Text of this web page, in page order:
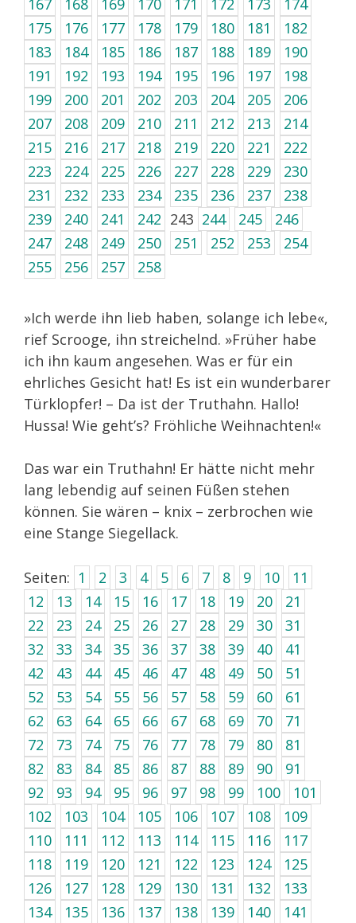
167
168 169 170 171 172 173
174
175
176 177 178 179 180 181
182
183
184 185 186 187 188 189
190
191
192 193 194 195 196 197
198
199
200 201 202 203 204 205
206
207
208 209 210 211 212 213
214
215
216 217 218 219 220 221
222
223
224 225 226 227 228 229
230
231
232 233 234 235 236 237
238
239
240 241 242 243 244 245
246
247
248 249 250 251 252 253
254
255
256 257 258
»Ich werde ihn lieb haben, solange ich lebe«,
rief Scrooge, ihn streichelnd. »Früher habe
ich ihn kaum angesehen. Was er für ein
ehrliches Gesicht hat! Es ist ein wunderbarer
Türklopfer! – Da ist der Truthahn. Hallo!
Hussa! Wie geht’s? Fröhliche Weihnachten!«
Das war ein Truthahn! Er hätte nicht mehr
lang lebendig auf seinen Füßen stehen
können. Sie wären – knix – zerbrochen wie
eine Stange Siegellack.
Seiten: 1 2 3 4 5 6 7 8 9 10
11
12
13 14 15 16 17 18 19 20
21
22
23 24 25 26 27 28 29 30
31
32
33 34 35 36 37 38 39 40
41
42
43 44 45 46 47 48 49 50
51
52
53 54 55 56 57 58 59 60
61
62
63 64 65 66 67 68 69 70
71
72
73 74 75 76 77 78 79 80
81
82
83 84 85 86 87 88 89 90
91
92
93 94 95 96 97 98 99 100
101
102
103 104 105 106 107 108
109
110
111 112 113 114 115 116
117
118
119 120 121 122 123 124
125
126
127 128 129 130 131 132
133
134
135 136 137 138 139 140
141